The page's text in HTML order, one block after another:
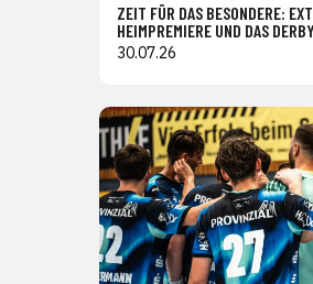
ZEIT FÜR DAS BESONDERE:
HEIMPREMIERE UND DAS
30.07.26